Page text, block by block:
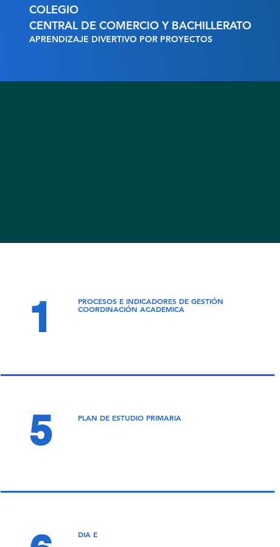
COLEGIO
CENTRAL DE COMERCIO Y BACHILLERATO
APRENDIZAJE DIVERTIVO POR PROYECTOS
1
PROCESOS E INDICADORES DE GESTIÓN
COORDINACIÓN ACADEMICA
5 PLAN DE ESTUDIO PRIMARIA
DIA E